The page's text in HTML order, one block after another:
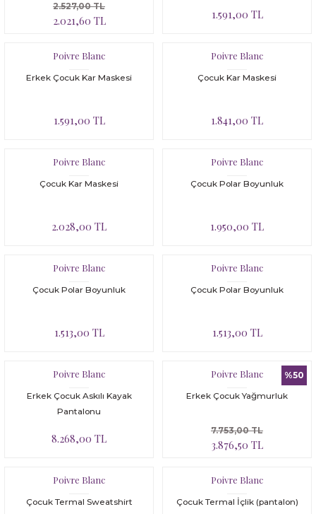
2.021,60 TL
2.527,00 TL
1.591,00 TL
Poivre Blanc
Erkek Çocuk Kar Maskesi
1.591,00 TL
Poivre Blanc
Çocuk Kar Maskesi
1.841,00 TL
Poivre Blanc
Çocuk Kar Maskesi
2.028,00 TL
Poivre Blanc
Çocuk Polar Boyunluk
1.950,00 TL
Poivre Blanc
Çocuk Polar Boyunluk
1.513,00 TL
Poivre Blanc
Çocuk Polar Boyunluk
1.513,00 TL
Poivre Blanc
Erkek Çocuk Askılı Kayak
Pantalonu
8.268,00 TL
%50
Poivre Blanc
Erkek Çocuk Yağmurluk
3.876,50 TL
7.753,00 TL
Poivre Blanc
Çocuk Termal Sweatshirt
Poivre Blanc
Çocuk Termal İçlik (pantalon)